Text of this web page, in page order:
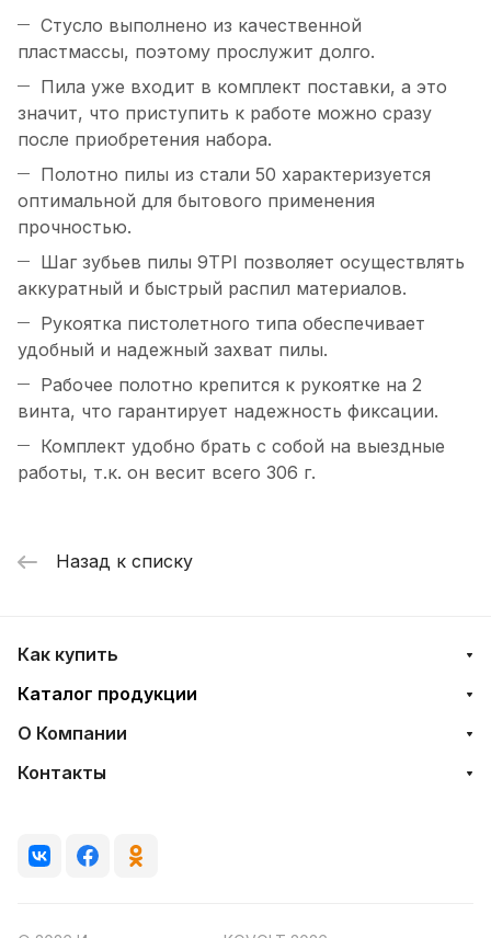
Стусло выполнено из качественной
пластмассы, поэтому прослужит долго.
Пила уже входит в комплект поставки, а это
значит, что приступить к работе можно сразу
после приобретения набора.
Полотно пилы из стали 50 характеризуется
оптимальной для бытового применения
прочностью.
Шаг зубьев пилы 9TPI позволяет осуществлять
аккуратный и быстрый распил материалов.
Рукоятка пистолетного типа обеспечивает
удобный и надежный захват пилы.
Рабочее полотно крепится к рукоятке на 2
винта, что гарантирует надежность фиксации.
Комплект удобно брать с собой на выездные
работы, т.к. он весит всего 306 г.
Назад к списку
Как купить
Каталог продукции
О Компании
Контакты